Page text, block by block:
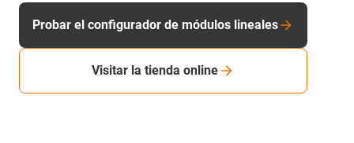
Probar el configurador de módulos lineales
Visitar la tienda online